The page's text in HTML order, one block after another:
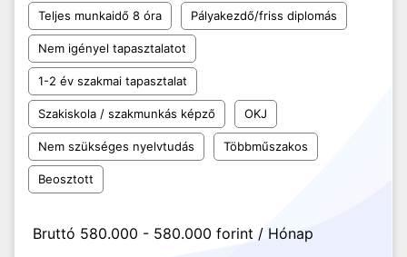
Teljes munkaidő 8 óra Pályakezdő/friss diplomás
Nem igényel tapasztalatot
1-2 év szakmai tapasztalat
Szakiskola / szakmunkás képző OKJ
Nem szükséges nyelvtudás Többműszakos
Beosztott
Bruttó 580.000 - 580.000 forint / Hónap